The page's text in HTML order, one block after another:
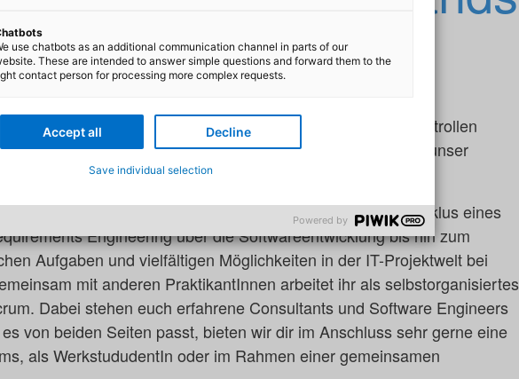
Zukunft programmieren, in unterschiedliche IT-Projektrollen
der Softwareentwicklung hautnah erleben? Dann ist unser
dich.
du in sechs Monaten den vollständigen Lebenszyklus eines
Engineering über die Softwareentwicklung bis hin zum
Aufgaben und vielfältigen Möglichkeiten in der IT-Projektwelt bei
mit anderen PraktikantInnen arbeitet ihr als selbstorganisiertes
Dabei stehen euch erfahrene Consultants und Software Engineers
von beiden Seiten passt, bieten wir dir im Anschluss sehr gerne eine
als WerkstududentIn oder im Rahmen einer gemeinsamen
use chatbots as an additional communication channel in parts of our
These are intended to answer simple questions and forward them to the
contact person for processing more complex requests.
Accept all Decline
Save individual selection
Powered by